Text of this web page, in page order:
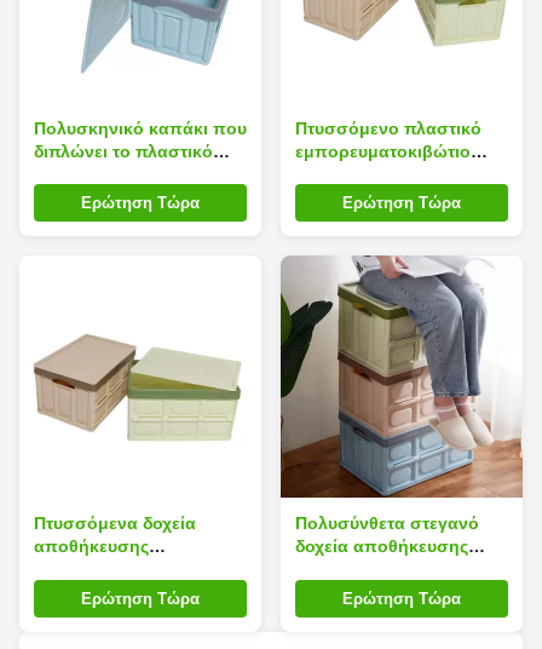
Πολυσκηνικό καπάκι που
διπλώνει το πλαστικό
Washable πτυσσόμενο
Totes με το καπάκι
Ερώτηση Τώρα
Πτυσσόμενο πλαστικό
εμπορευματοκιβώτιο
πτυσσόμενα πλαστικά
κλουβιά με τα καπάκια
Ερώτηση Τώρα
Πτυσσόμενα δοχεία
αποθήκευσης
καπάκι, ανθεκτικά
πτυσσόμενα πλαστικά
Ερώτηση Τώρα
Πολυσύνθετα στεγανό
δοχεία αποθήκευσης
ελαφρύ πτυσσόμενο
πλαστικό Tote
Ερώτηση Τώρα